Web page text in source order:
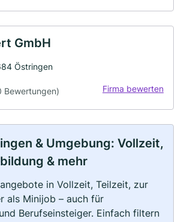
GmbH
Östringen
Bewertungen) Firma bewerten
& Umgebung: Vollzeit,
& mehr
in Vollzeit, Teilzeit, zur
als Minijob – auch für
Berufseinsteiger. Einfach filtern